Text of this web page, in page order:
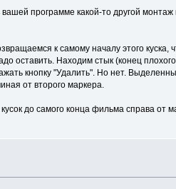
программе какой-то другой монтаж
к самому началу этого куска,
Находим стык (конец плохого
кнопку "Удалить". Но нет.
от второго маркера.
до самого конца фильма справа от